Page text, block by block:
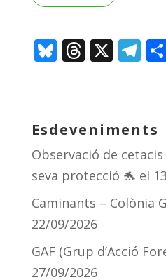
Bl
sk
y
T
d
s
X T
gr
a
m
Esdeveniments
Observació de
seva protecció 🐬 el
Caminants – Colònia
22/09/2026
GAF (Grup d’Acció
27/09/2026